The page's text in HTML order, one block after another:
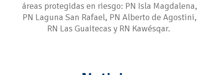
áreas protegidas en riesgo: PN Isla Magdalena,
PN Laguna San Rafael, PN Alberto de Agostini,
RN Las Guaitecas y RN Kawésqar.